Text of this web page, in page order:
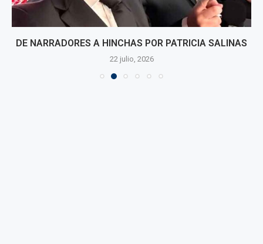
DE NARRADORES A HINCHAS POR PATRICIA SALINAS
22 julio, 2026